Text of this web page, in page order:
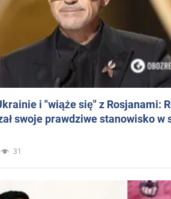
i "wiąże się" z Rosjanami:
swoje prawdziwe stanowisko w
31